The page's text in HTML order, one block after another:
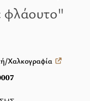
φλάουτο"
Χαλκογραφία